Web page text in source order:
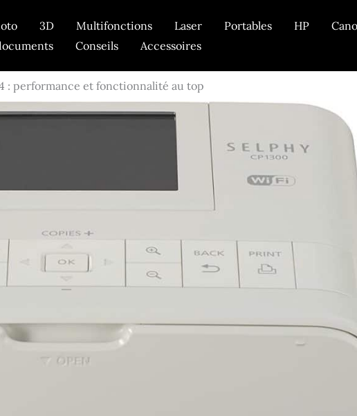
3D Multifonctions Laser Portables HP
Conseils Accessoires
: performance et fonctionnalité au top